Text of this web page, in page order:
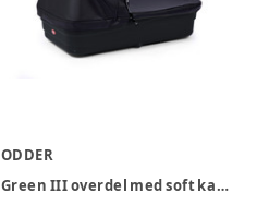
ODDER
Green III overdel med soft kaleche